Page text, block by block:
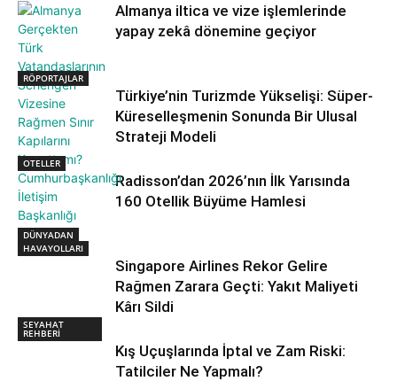
DÜNYADAN
Almanya iltica ve vize işlemlerinde
yapay zekâ dönemine geçiyor
RÖPORTAJLAR
Türkiye’nin Turizmde Yükselişi: Süper-
Küreselleşmenin Sonunda Bir Ulusal
Strateji Modeli
OTELLER
Radisson’dan 2026’nın İlk Yarısında
160 Otellik Büyüme Hamlesi
HAVAYOLLARI
Singapore Airlines Rekor Gelire
Rağmen Zarara Geçti: Yakıt Maliyeti
Kârı Sildi
SEYAHAT
REHBERİ
Kış Uçuşlarında İptal ve Zam Riski:
Tatilciler Ne Yapmalı?